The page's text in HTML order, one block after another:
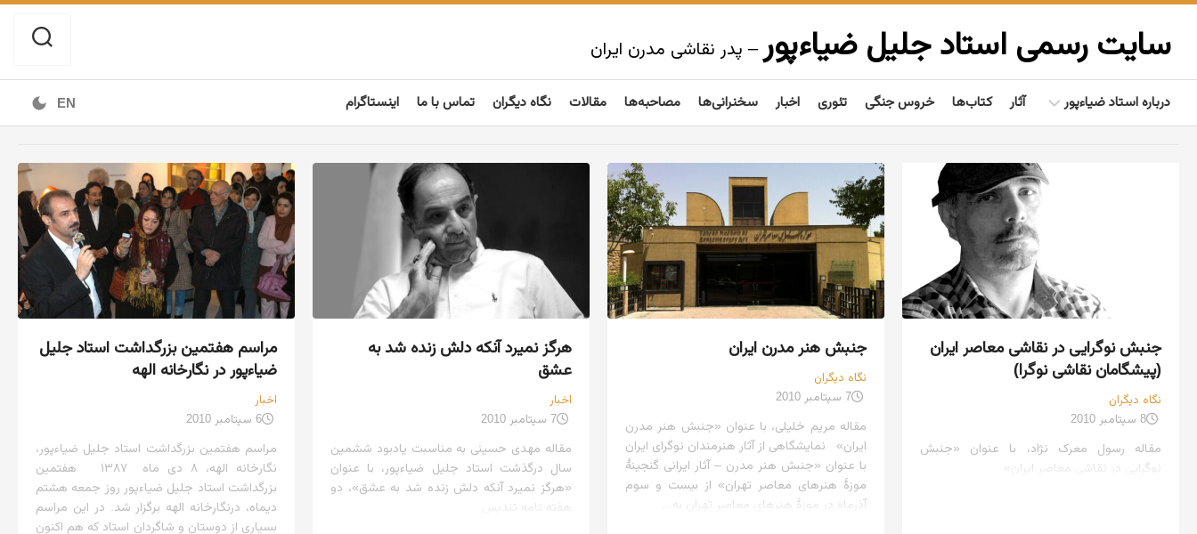
Skip
contentسایت رسمی استاد جلیل ضیاءپور – پدر نقاشی مدرن ایران
درباره استاد ضیاءپور آثار کتاب‌ها خروس جنگی تئوری اخبار سخنرانی‌ها مصاحبه‌ها مقالات نگاه دیگران تماس با ما اینستاگرام EN
جنبش نوگرایی در نقاشی معاصر ایران
(پیشگامان نقاشی نوگرا)
نگاه دیگران
8 سپتامبر 2010
مقاله رسول معرک نژاد، با عنوان «جنبش
نوگرایی در نقاشی معاصر ایران»
جنبش هنر مدرن ایران
نگاه دیگران
7 سپتامبر 2010
مقاله مریم خلیلی، با عنوان «جنبش هنر مدرن
ایران» نمایشگاهی از آثار هنرمندان نوگرای ایران
با عنوان «جنبش هنر مدرن – آثار ایرانی گنجینهٔ
موزهٔ هنرهای معاصر تهران» از بیست و سوم
آذرماه در موزهٔ هنرهای معاصر تهران به...
هرگز نمیرد آنکه دلش زنده شد به
عشق
اخبار
7 سپتامبر 2010
مقاله مهدی حسینی به مناسبت یادبود ششمین
سال درگذشت استاد جلیل ضیاءپور، با عنوان
«هرگز نمیرد آنکه دلش زنده شد به عشق»، دو
هفته نامه تندیس
مراسم هفتمین بزرگداشت استاد جلیل
ضیاءپور در نگارخانه الهه
اخبار
6 سپتامبر 2010
مراسم هفتمین بزرگداشت استاد جلیل ضیاءپور،
نگارخانه الهه، ۸ دی ماه ۱۳۸۷ هفتمین
بزرگداشت استاد جلیل ضیاءپور روز جمعه هشتم
دیماه، درنگارخانه الهه برگزار شد. در این مراسم
بسیاری از دوستان و شاگردان استاد که هم اکنون